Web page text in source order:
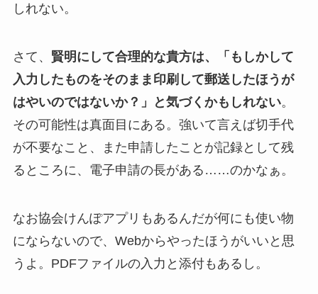
しれない。
さて、 賢明にして合理的な貴方は、「もしかして
入力したものをそのまま印刷して郵送したほうが
はやいのではないか？」と気づくかもしれない。
その可能性は真面目にある。強いて言えば切手代
が不要なこと、また申請したことが記録として残
るところに、電子申請の長がある……のかなぁ。
なお協会けんぽアプリもあるんだが何にも使い物
にならないので、Webからやったほうがいいと思
うよ。PDFファイルの入力と添付もあるし。